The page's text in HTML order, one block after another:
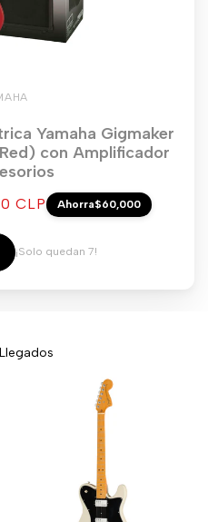
Yamaha Gigmaker
con Amplificador
CLP Ahorra$60,000
¡Solo quedan 7!